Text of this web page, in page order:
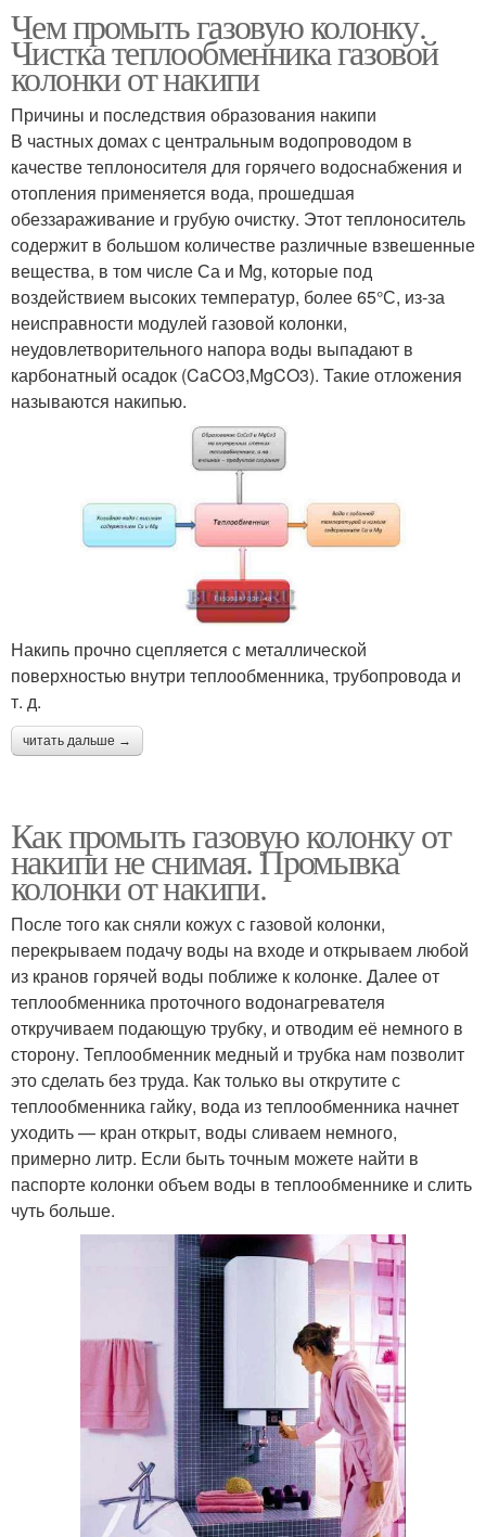
Чем промыть газовую колонку.
Чистка теплообменника газовой
колонки от накипи
Причины и последствия образования накипи
В частных домах с центральным водопроводом в
качестве теплоносителя для горячего водоснабжения и
отопления применяется вода, прошедшая
обеззараживание и грубую очистку. Этот теплоноситель
содержит в большом количестве различные взвешенные
вещества, в том числе Са и Mg, которые под
воздействием высоких температур, более 65°С, из-за
неисправности модулей газовой колонки,
неудовлетворительного напора воды выпадают в
карбонатный осадок (CaCO3,MgCO3). Такие отложения
называются накипью.
Накипь прочно сцепляется с металлической
поверхностью внутри теплообменника, трубопровода и
т. д.
читать дальше →
Как промыть газовую колонку от
накипи не снимая. Промывка
колонки от накипи.
После того как сняли кожух с газовой колонки,
перекрываем подачу воды на входе и открываем любой
из кранов горячей воды поближе к колонке. Далее от
теплообменника проточного водонагревателя
откручиваем подающую трубку, и отводим её немного в
сторону. Теплообменник медный и трубка нам позволит
это сделать без труда. Как только вы открутите с
теплообменника гайку, вода из теплообменника начнет
уходить — кран открыт, воды сливаем немного,
примерно литр. Если быть точным можете найти в
паспорте колонки объем воды в теплообменнике и слить
чуть больше.